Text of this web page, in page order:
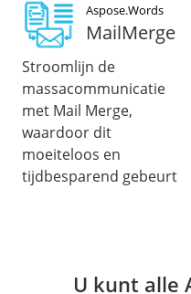
Aspose.Words
MailMerge
Stroomlijn de
massacommunicatie
met Mail Merge,
waardoor dit
moeiteloos en
tijdbesparend gebeurt
U kunt alle